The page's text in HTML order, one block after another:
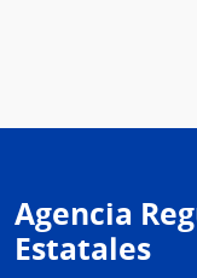
Agencia
Estatales